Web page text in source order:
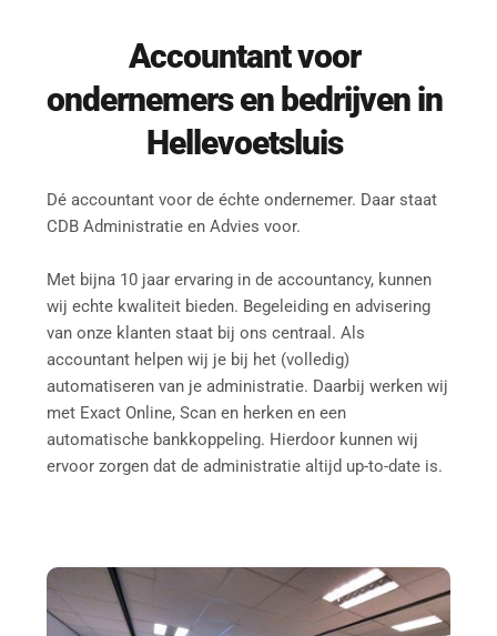
Accountant voor
Hellevoetsluis
Dé accountant voor de échte ondernemer. Daar staat
CDB Administratie en Advies voor.
Met bijna 10 jaar ervaring in de accountancy, kunnen
wij echte kwaliteit bieden. Begeleiding en advisering
van onze klanten staat bij ons centraal. Als
accountant helpen wij je bij het (volledig)
automatiseren van je administratie. Daarbij werken wij
met Exact Online, Scan en herken en een
automatische bankkoppeling. Hierdoor kunnen wij